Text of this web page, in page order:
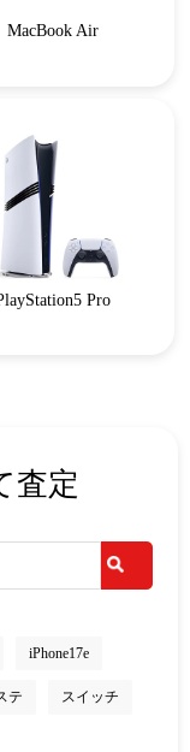
MacBook Air
Pro
査定
iPhone17e
テ スイッチ